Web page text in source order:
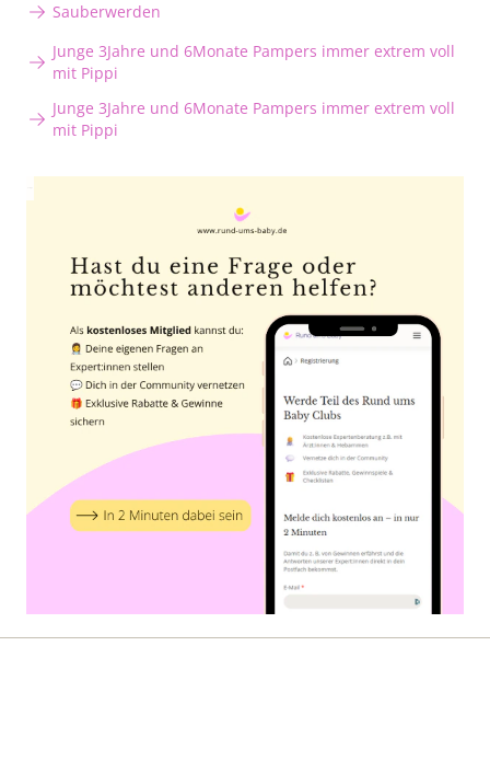
Sauberwerden
Junge 3Jahre und 6Monate Pampers immer extrem voll
mit Pippi
Junge 3Jahre und 6Monate Pampers immer extrem voll
mit Pippi